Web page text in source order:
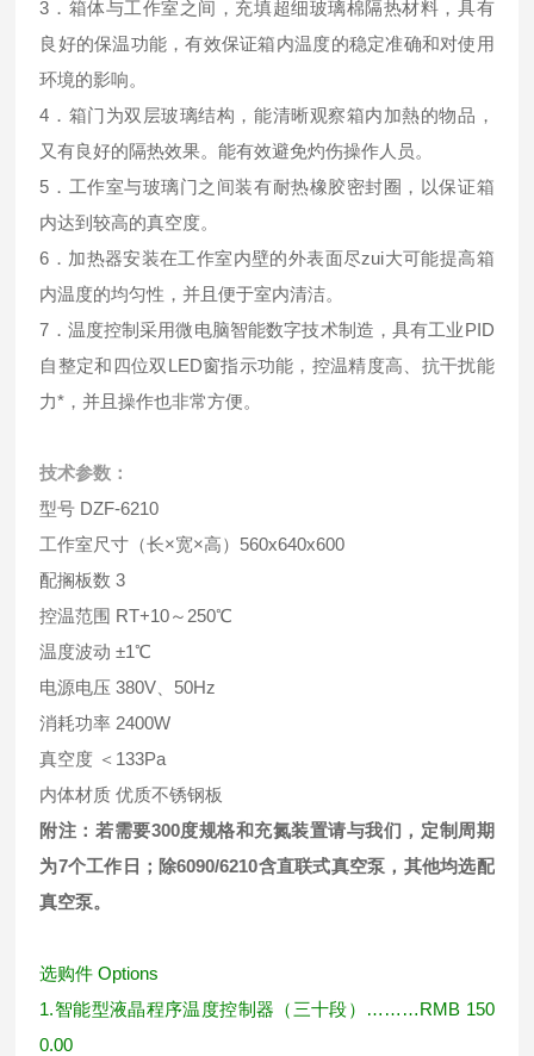
3．箱体与工作室之间，充填超细玻璃棉隔热材料，具有
良好的保温功能，有效保证箱内温度的稳定准确和对使用
环境的影响。
4．箱门为双层玻璃结构，能清晰观察箱内加熱的物品，
又有良好的隔热效果。能有效避免灼伤操作人员。
5．工作室与玻璃门之间装有耐热橡胶密封圈，以保证箱
内达到较高的真空度。
6．加热器安装在工作室内壁的外表面尽zui大可能提高箱
内温度的均匀性，并且便于室内清洁。
7．温度控制采用微电脑智能数字技术制造，具有工业PID
自整定和四位双LED窗指示功能，控温精度高、抗干扰能
力*，并且操作也非常方便。
技术参数：
型号 DZF-6210
工作室尺寸（长×宽×高）560x640x600
配搁板数 3
控温范围 RT+10～250℃
温度波动 ±1℃
电源电压 380V、50Hz
消耗功率 2400W
真空度 ＜133Pa
内体材质 优质不锈钢板
附注：若需要300度规格和充氮装置请与我们，定制周期
为7个工作日；除6090/6210含直联式真空泵，其他均选配
真空泵。
选购件 Options
1.智能型液晶程序温度控制器（三十段）
………RMB 150
0.00